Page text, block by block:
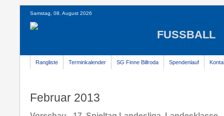
Samstag, 08. August 2026
FUSSBALL
Rangliste Terminkalender SG Finne Billroda Spendenlauf
Februar 2013